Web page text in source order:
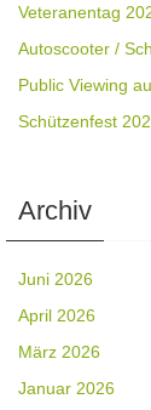
Veteranentag
Autoscooter /
Public Viewing
Schützenfest
Archiv
Juni 2026
April 2026
März 2026
Januar 2026